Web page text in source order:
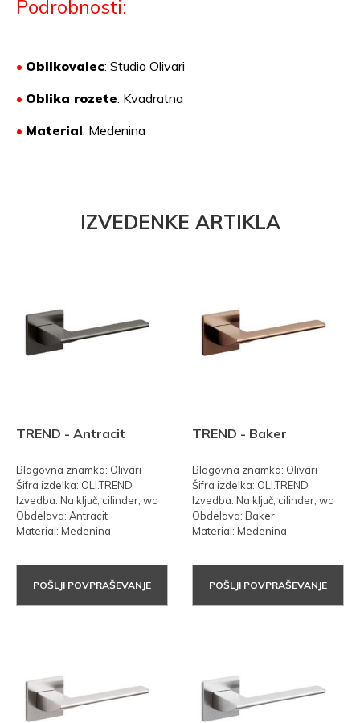
Podrobnosti:
• Oblikovalec: Studio Olivari
• Oblika rozete: Kvadratna
• Material: Medenina
IZVEDENKE ARTIKLA
TREND - Antracit
Blagovna znamka: Olivari
Šifra izdelka: OLI.TREND
Izvedba: Na ključ, cilinder, wc
Obdelava: Antracit
Material: Medenina
POŠLJI POVPRAŠEVANJE
TREND - Baker
Blagovna znamka: Olivari
Šifra izdelka: OLI.TREND
Izvedba: Na ključ, cilinder, wc
Obdelava: Baker
Material: Medenina
POŠLJI POVPRAŠEVANJE